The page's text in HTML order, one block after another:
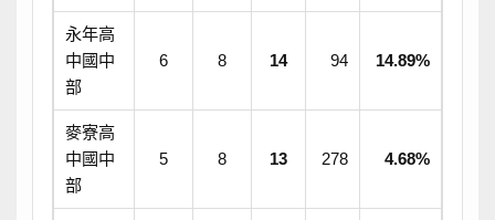
永年高
中國中
部
6 8 14 94 14.89%
麥寮高
中國中
部
5 8 13 278 4.68%